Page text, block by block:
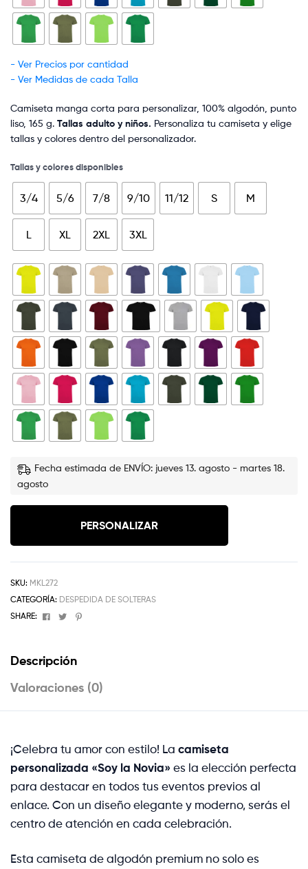
- Ver Precios por cantidad
- Ver Medidas de cada Talla
Camiseta manga corta para personalizar, 100% algodón, punto
liso, 165 g. Tallas adulto y niños. Personaliza tu camiseta y elige
tallas y colores dentro del personalizador.
Tallas y colores disponibles
3/4 5/6 7/8 9/10 11/12 S M
L XL 2XL 3XL
Fecha estimada de ENVÍO: jueves 13. agosto - martes 18.
agosto
PERSONALIZAR
SKU: MKL272
CATEGORÍA: DESPEDIDA DE SOLTERAS
SHARE:
Facebook
TwitterPinterest
Descripción
Valoraciones (0)
¡Celebra tu amor con estilo! La camiseta
personalizada «Soy la Novia» es la elección perfecta
para destacar en todos tus eventos previos al
enlace. Con un diseño elegante y moderno, serás el
centro de atención en cada celebración.
Esta camiseta de algodón premium no solo es